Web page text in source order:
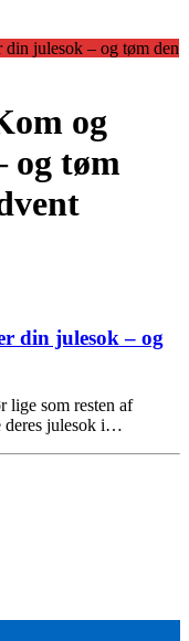
julesok – og tøm den
og
og tøm
din julesok – og
lige som resten af
deres julesok i…